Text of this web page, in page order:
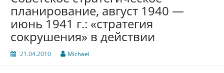
планирование, август 1940 —
июнь 1941 г.: «стратегия
сокрушения» в действии
21.04.2010 Michael